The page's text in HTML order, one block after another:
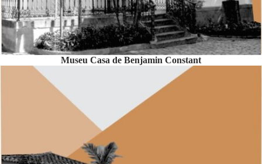
Museu Casa de Benjamin Constant